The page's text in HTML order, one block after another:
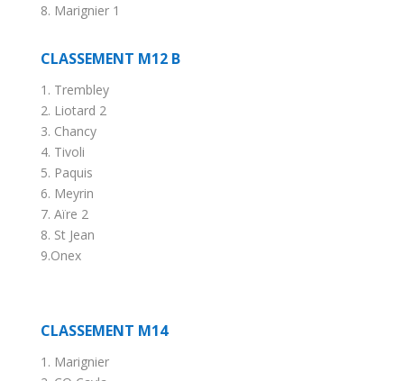
8. Marignier 1
CLASSEMENT M12 B
1. Trembley
2. Liotard 2
3. Chancy
4. Tivoli
5. Paquis
6. Meyrin
7. Aïre 2
8. St Jean
9.Onex
CLASSEMENT M14
1. Marignier